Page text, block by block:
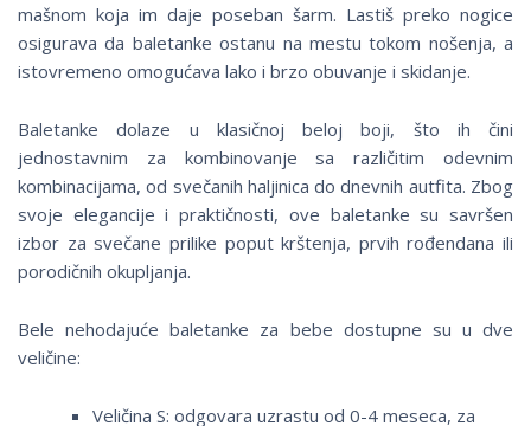
mašnom koja im daje poseban šarm. Lastiš preko nogice
osigurava da baletanke ostanu na mestu tokom nošenja, a
istovremeno omogućava lako i brzo obuvanje i skidanje.
Baletanke dolaze u klasičnoj beloj boji, što ih čini
jednostavnim za kombinovanje sa različitim odevnim
kombinacijama, od svečanih haljinica do dnevnih autfita. Zbog
svoje elegancije i praktičnosti, ove baletanke su savršen
izbor za svečane prilike poput krštenja, prvih rođendana ili
porodičnih okupljanja.
Bele nehodajuće baletanke za bebe dostupne su u dve
veličine:
Veličina S: odgovara uzrastu od 0-4 meseca, za